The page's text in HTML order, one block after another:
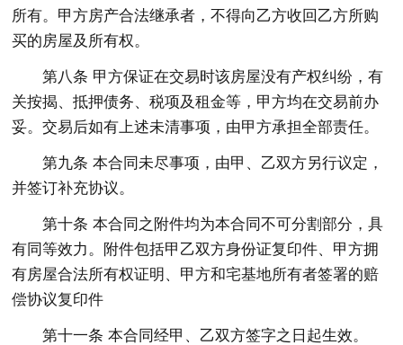
所有。甲方房产合法继承者，不得向乙方收回乙方所购
买的房屋及所有权。
第八条 甲方保证在交易时该房屋没有产权纠纷，有
关按揭、抵押债务、税项及租金等，甲方均在交易前办
妥。交易后如有上述未清事项，由甲方承担全部责任。
第九条 本合同未尽事项，由甲、乙双方另行议定，
并签订补充协议。
第十条 本合同之附件均为本合同不可分割部分，具
有同等效力。附件包括甲乙双方身份证复印件、甲方拥
有房屋合法所有权证明、甲方和宅基地所有者签署的赔
偿协议复印件
第十一条 本合同经甲、乙双方签字之日起生效。